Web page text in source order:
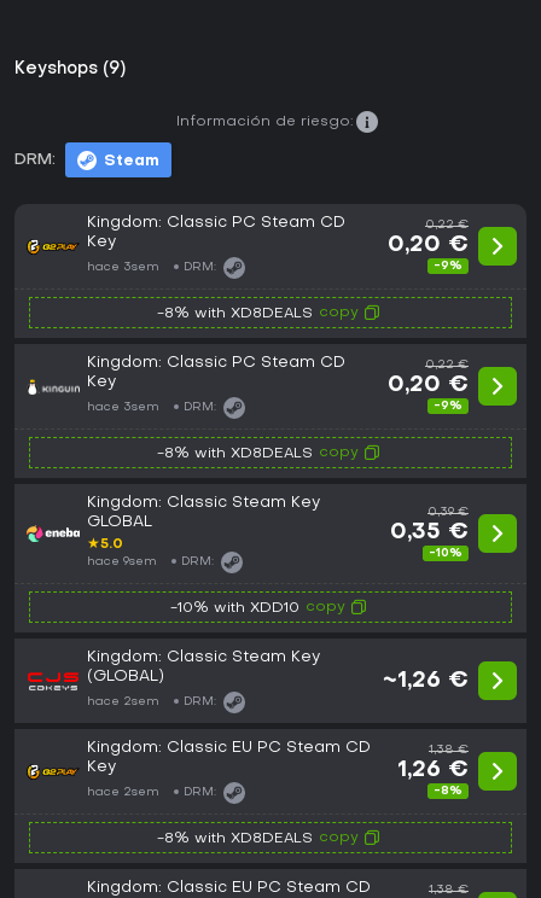
Keyshops (9)
DRM: Steam
Información de riesgo:
Kingdom: Classic PC Steam CD
Key
hace 3sem DRM:
0,22 €
0,20 €
-9%
-8% with XD8DEALS copy
Kingdom: Classic PC Steam CD
Key
hace 3sem DRM:
0,22 €
0,20 €
-9%
-8% with XD8DEALS copy
Kingdom: Classic Steam Key
GLOBAL
★5.0
hace 9sem DRM:
0,39 €
0,35 €
-10%
-10% with XDD10 copy
Kingdom: Classic Steam Key
(GLOBAL)
hace 2sem DRM:
~1,26 €
Kingdom: Classic EU PC Steam CD
Key
hace 2sem DRM:
1,38 €
1,26 €
-8%
-8% with XD8DEALS copy
Kingdom: Classic EU PC Steam CD
1,38 €